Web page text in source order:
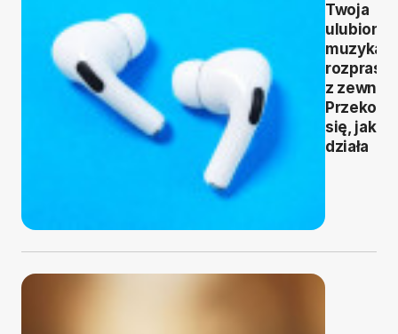
Twoja
ulubiona
muzyka
z
Przekonaj
się, jak to
działa